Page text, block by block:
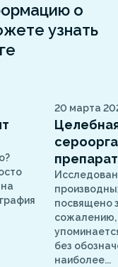
о
узнать
20 марта
посвящено
сожалению,
без
наиболее...